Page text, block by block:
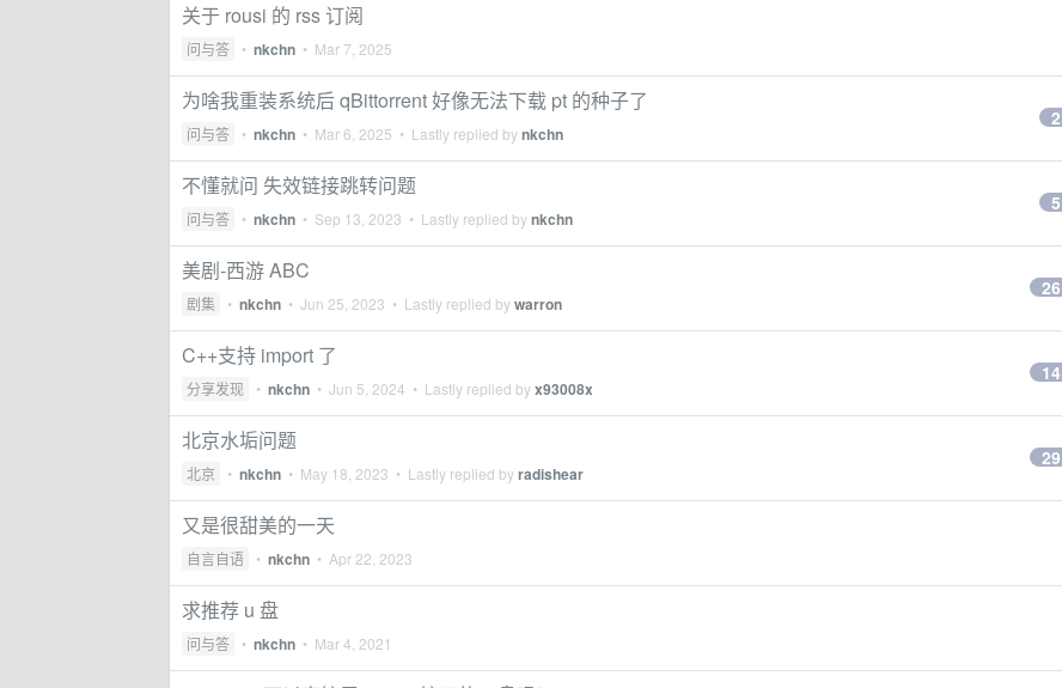
关于 rousi 的 rss 订阅
问与答 • nkchn • Mar 7, 2025
为啥我重装系统后 qBittorrent 好像无法下载 pt 的种子了
问与答 • nkchn • Mar 6, 2025 • Lastly replied bynkchn
2
不懂就问 失效链接跳转问题
问与答 • nkchn • Sep 13, 2023 • Lastly replied bynkchn
5
美剧-西游 ABC
剧集 • nkchn • Jun 25, 2023 • Lastly replied bywarron
26
C++支持 import 了
分享发现 • nkchn • Jun 5, 2024 • Lastly replied byx93008x
14
北京水垢问题
北京 • nkchn • May 18, 2023 • Lastly replied byradishear
29
又是很甜美的一天
自言自语 • nkchn • Apr 22, 2023
求推荐 u 盘
问与答 • nkchn • Mar 4, 2021